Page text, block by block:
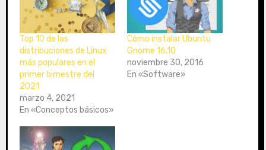
Top 10 de las
distribuciones de Linux
más populares en el
primer bimestre del
2021
marzo 4, 2021
En «Conceptos básicos»
Cómo instalar Ubuntu
Gnome 16.10
noviembre 30, 2016
En «Software»